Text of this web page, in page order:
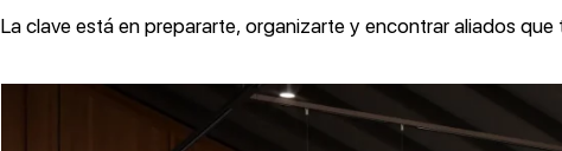
La clave está en prepararte, organizarte y encontrar aliados